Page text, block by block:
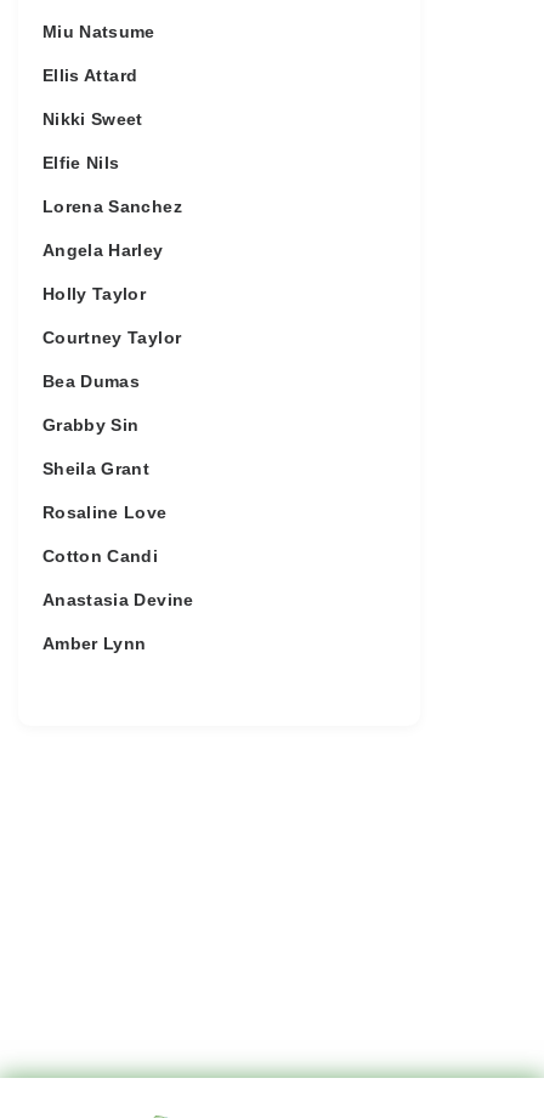
Miu Natsume
Ellis Attard
Nikki Sweet
Elfie Nils
Lorena Sanchez
Angela Harley
Holly Taylor
Courtney Taylor
Bea Dumas
Grabby Sin
Sheila Grant
Rosaline Love
Cotton Candi
Anastasia Devine
Amber Lynn